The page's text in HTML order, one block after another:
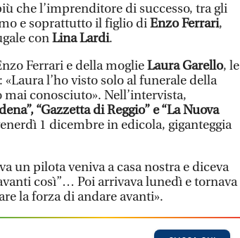
che l’imprenditore di successo, tra gli
e soprattutto il figlio diEnzo Ferrari,
conLina Lardi.
Ferrari e della moglieLaura Garello, le
l’ho visto solo al funerale della
conosciuto». Nell’intervista,
“Gazzetta di Reggio” e “La Nuova
1 dicembre in edicola, giganteggia
un pilota veniva a casa nostra e diceva
così”… Poi arrivava lunedì e tornava
la forza di andare avanti».